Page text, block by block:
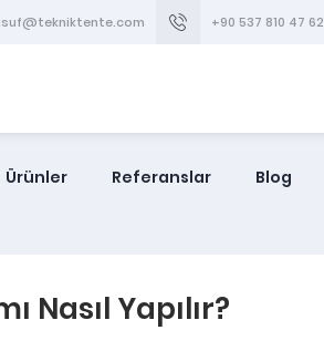
+90 537 810 47 62
Ürünler Referanslar Blog
Nasıl Yapılır?